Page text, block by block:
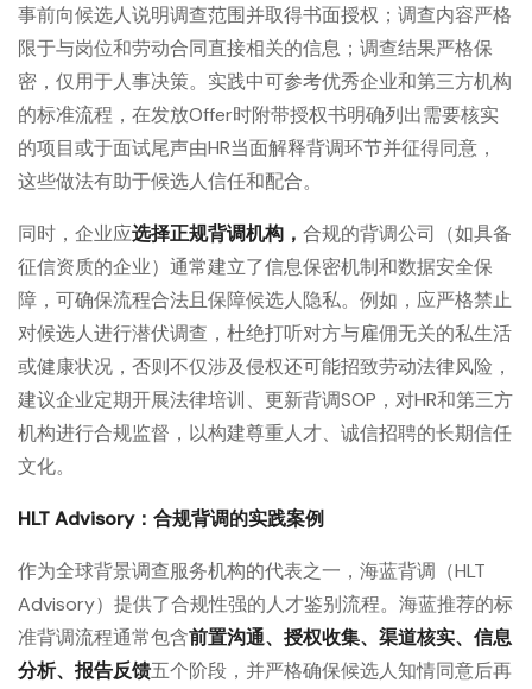
事前向候选人说明调查范围并取得书面授权；调查内容严格
限于与岗位和劳动合同直接相关的信息；调查结果严格保
密，仅用于人事决策。实践中可参考优秀企业和第三方机构
的标准流程，在发放Offer时附带授权书明确列出需要核实
的项目或于面试尾声由HR当面解释背调环节并征得同意，
这些做法有助于候选人信任和配合。
同时，企业应选择正规背调机构 ， 合规的背调公司（如具备
征信资质的企业）通常建立了信息保密机制和数据安全保
障，可确保流程合法且保障候选人隐私。例如，应严格禁止
对候选人进行潜伏调查，杜绝打听对方与雇佣无关的私生活
或健康状况，否则不仅涉及侵权还可能招致劳动法律风险，
建议企业定期开展法律培训、更新背调SOP，对HR和第三方
机构进行合规监督，以构建尊重人才、诚信招聘的长期信任
文化。
HLT Advisory：合规背调的实践案例
作为全球背景调查服务机构的代表之一，海蓝背调（HLT
Advisory）提供了合规性强的人才鉴别流程。海蓝推荐的标
准背调流程通常包含前置沟通、授权收集、渠道核实、信息
分析、报告反馈五个阶段，并严格确保候选人知情同意后再